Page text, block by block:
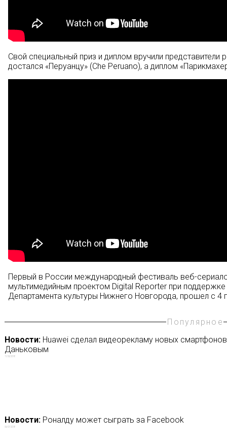
Свой специальный приз и диплом вручили представители
достался «Перуанцу» (Che Peruano), а диплом
Первый в России международный фестиваль веб-
мультимедийным проектом Digital Reporter при
Департамента культуры Нижнего Новгорода, прошел с 4
Популярное
Новости:Huawei сделал видеорекламу новых
Даньковым
11/06/2018
Новости:Роналду может сыграть за Facebook
06/07/2018